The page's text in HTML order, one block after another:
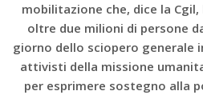
mobilitazione che, dice la
oltre due milioni di persone
giorno dello sciopero generale
attivisti della missione
per esprimere sostegno alla